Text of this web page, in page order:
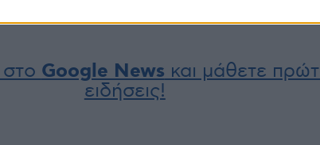
Google News και μάθετε
ειδήσεις!